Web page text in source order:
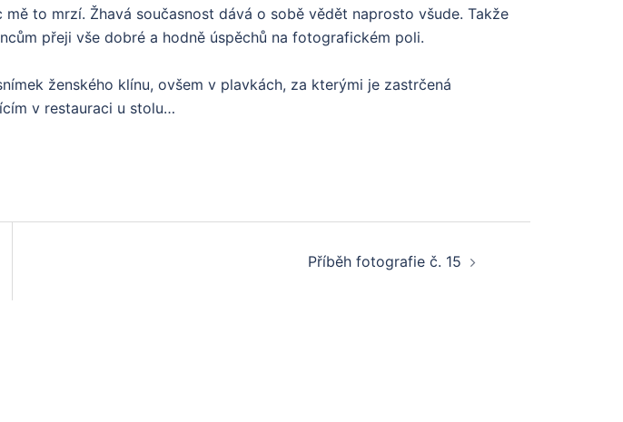
to mrzí. Žhavá současnost dává o sobě vědět naprosto všude. Takže
přeji vše dobré a hodně úspěchů na fotografickém poli.
ženského klínu, ovšem v plavkách, za kterými je zastrčená
v restauraci u stolu…
Příběh fotografie č. 15